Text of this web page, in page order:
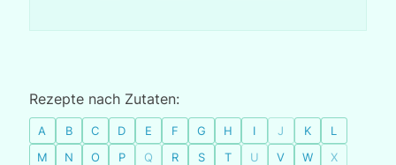
Rezepte nach Zutaten:
A B C D E F G H I J K
L
M
N O P Q R S T U V W
X